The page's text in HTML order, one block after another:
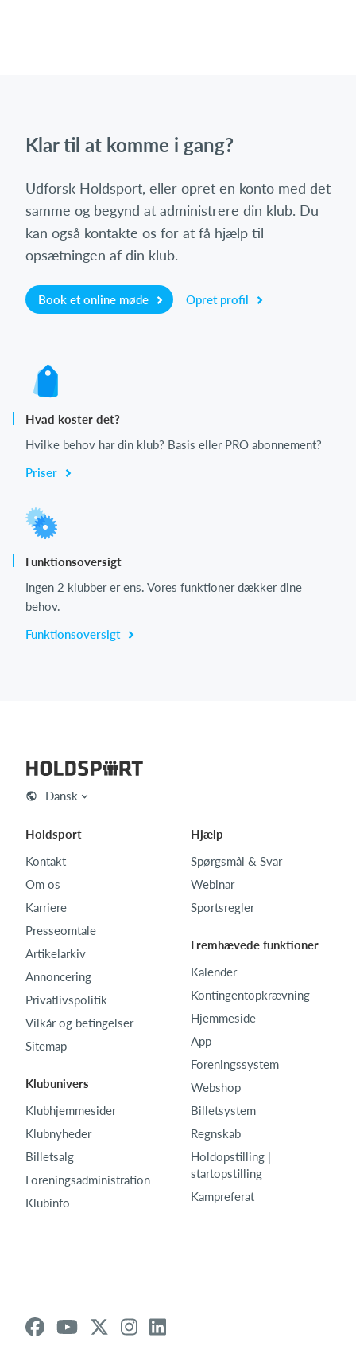
Klar til at komme i gang?
Udforsk Holdsport, eller opret en konto med det
samme og begynd at administrere din klub. Du
kan også kontakte os for at få hjælp til
opsætningen af din klub.
Book et online møde Opret profil
Hvad koster det?
Hvilke behov har din klub? Basis eller PRO abonnement?
Priser
Funktionsoversigt
Ingen 2 klubber er ens. Vores funktioner dækker dine
behov.
Funktionsoversigt
Dansk
Holdsport
Kontakt
Om os
Karriere
Presseomtale
Artikelarkiv
Annoncering
Privatlivspolitik
Vilkår og betingelser
Sitemap
Klubunivers
Klubhjemmesider
Klubnyheder
Billetsalg
Foreningsadministration
Klubinfo
Hjælp
Spørgsmål & Svar
Webinar
Sportsregler
Fremhævede funktioner
Kalender
Kontingentopkrævning
Hjemmeside
App
Foreningssystem
Webshop
Billetsystem
Regnskab
Holdopstilling |
startopstilling
Kampreferat